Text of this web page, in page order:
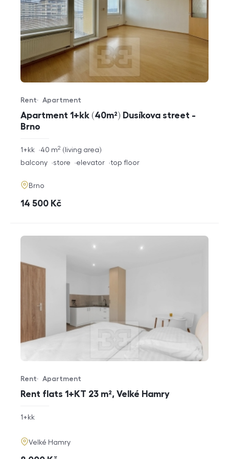
Apartment 1+kk (40m²) Dusíkova street -
Brno
Offer type
Rent
Property type
Apartment
rozměry
1+kk living area
40 m2
funkce
balcony store elevator top floor
adresa
Brno
cena
14 500 Kč
Rent flats 1+KT 23 m², Velké Hamry
Offer type
Rent
Property type
Apartment
rozměry
1+kk
adresa
Velké Hamry